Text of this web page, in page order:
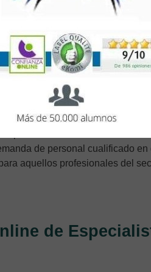
día, los 7 días de la semana.
sistema operativo y dispositivo
exámenes de opción múltiple.
Acreditación verificable en:
persona interesada en
de personal cualificado
aquellos profesionales del
de